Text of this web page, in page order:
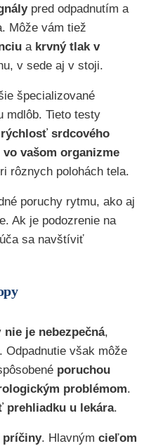
pred odpadnutím a
Môže vám tiež
a krvný tlak v
v sede aj v stoji.
špecializované
mdlôb. Tieto testy
rýchlosť srdcového
vašom organizme
rôznych polohách tela.
poruchy rytmu, ako aj
Ak je podozrenie na
sa navštíviť
nie je nebezpečná,
. Odpadnutie však môže
poruchou
problémom.
prehliadku u lekára.
príčiny. Hlavným cieľom